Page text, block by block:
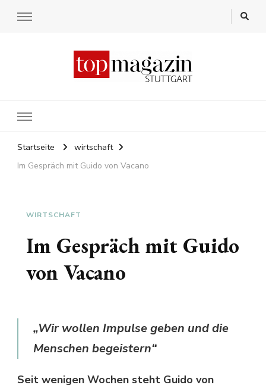
Startseite
wirtschaft
Im Gespräch mit Guido von Vacano
WIRTSCHAFT
Im Gespräch mit Guido
von Vacano
„Wir wollen Impulse geben und die
Menschen begeistern“
Seit wenigen Wochen steht Guido von